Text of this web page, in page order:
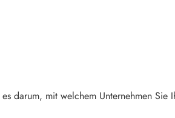
darum, mit welchem Unternehmen Sie